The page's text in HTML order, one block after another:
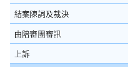
結案陳詞及裁決
由陪審團審訊
上訴